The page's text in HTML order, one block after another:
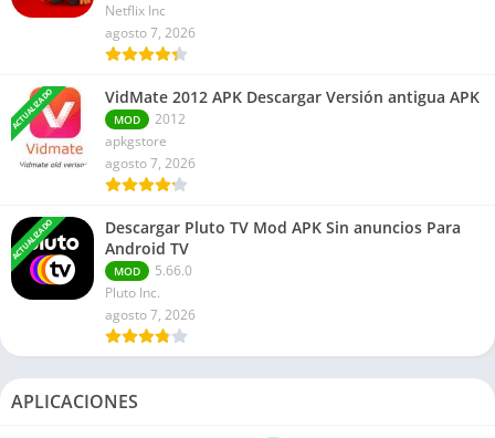
Netflix Inc
agosto 7, 2026
ACTUALIZADO VidMate 2012 APK Descargar Versión antigua APK
MOD
2012
apkgstore
agosto 7, 2026
ACTUALIZADO
Descargar Pluto TV Mod APK Sin anuncios Para
Android TV
MOD
5.66.0
Pluto Inc.
agosto 7, 2026
APLICACIONES